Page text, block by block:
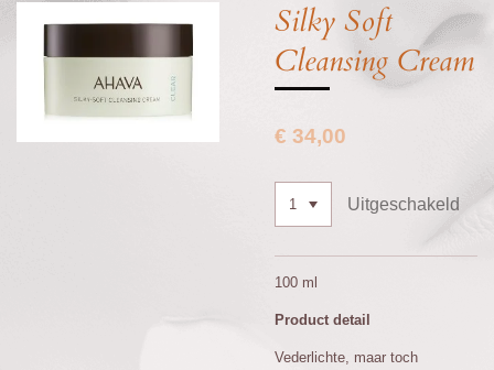
Silky Soft
Cleansing Cream
€ 34,00
Uitgeschakeld
100 ml
Product detail
Vederlichte, maar toch